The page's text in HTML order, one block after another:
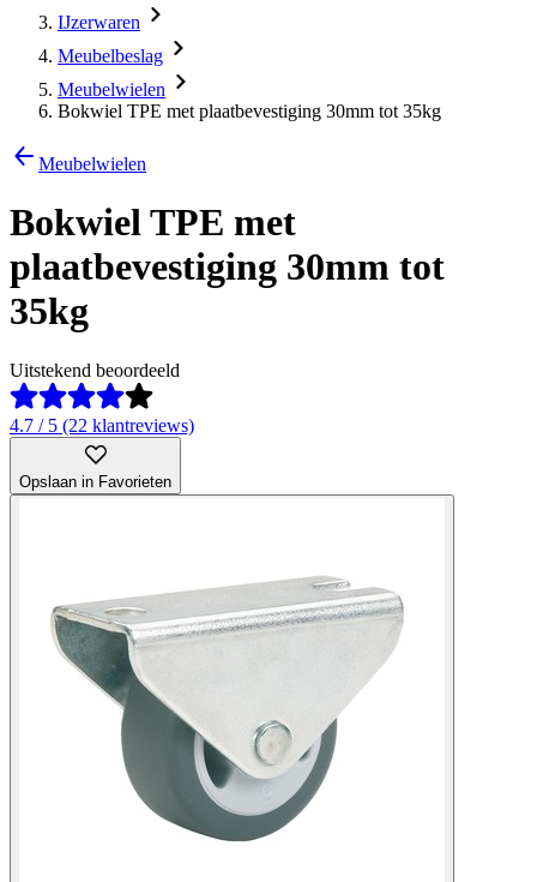
IJzerwaren
Meubelbeslag
Meubelwielen
Bokwiel TPE met plaatbevestiging 30mm tot 35kg
Meubelwielen
Bokwiel TPE met
plaatbevestiging 30mm tot
35kg
Uitstekend beoordeeld
4.7 / 5 (22 klantreviews)
Opslaan in Favorieten